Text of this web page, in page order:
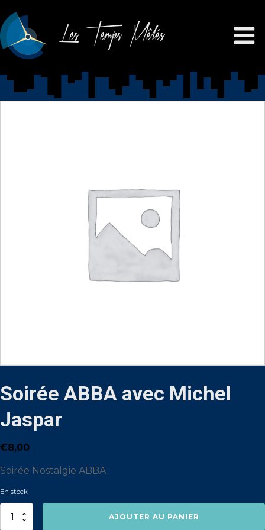
Les Temps Mêlés
Soirée ABBA avec Michel
Jaspar
€8,00
Soirée Nostalgie ABBA
En stock
quantité
AJOUTER AU PANIER